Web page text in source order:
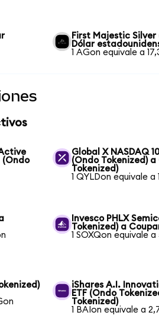
First Majestic
Dólar
1 AGon equivale a
(Ondo
Global X NASDAQ
(Ondo Tokenized)
Tokenized)
1 QYLDon equivale a
Invesco PHLX
Tokenized) a
1 SOXQon equivale
iShares A.I.
ETF (Ondo
Tokenized)
1 BAIon equivale a